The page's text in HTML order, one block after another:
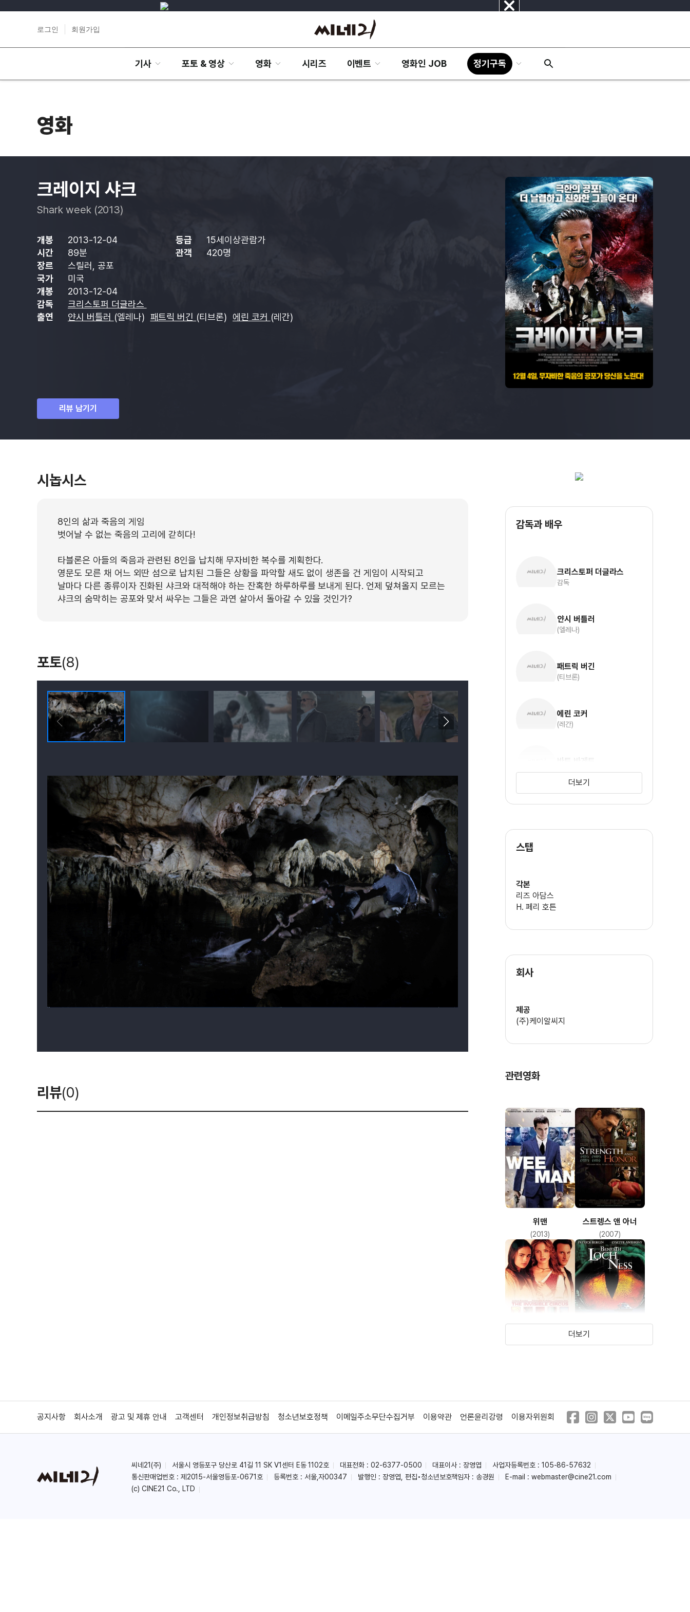
닫
로그인 회원가입
기사 포토 & 영상 영화 시리즈 이벤트 영화인 JOB 정기구독
영화
크레이지 샤크
Shark week (2013)
개봉 2013-12-04 등급
15세이상관람가
시간
89분 관객
420명
장르
스릴러, 공포
국가
미국
개봉
2013-12-04
감독
크리스토퍼 더글라스
출연
얀시 버틀러 (엘레나) 패트릭 버긴 (티브론) 에린 코커 (레간)
리뷰 남기기
시놉시스
8인의 삶과 죽음의 게임
벗어날 수 없는 죽음의 고리에 갇히다!
타블론은 아들의 죽음과 관련된 8인을 납치해 무자비한 복수를 계획한다.
영문도 모른 채 어느 외딴 섬으로 납치된 그들은 상황을 파악할 새도 없이 생존을 건 게임이 시작되고
날마다 다른 종류이자 진화된 샤크와 대적해야 하는 잔혹한 하루하루를 보내게 된다. 언제 덮쳐올지 모르는
샤크의 숨막히는 공포와 맞서 싸우는 그들은 과연 살아서 돌아갈 수 있을 것인가?
포토(8)
리뷰(0)
감독과 배우
크리스토퍼 더글라스
감독
얀시 버틀러
(엘레나)
패트릭 버긴
(티브론)
에린 코커
(레간)
바트 바게트
(홀트)
더보기
스탭
각본
리즈 아담스
H. 페리 호튼
회사
제공
(주)케이알씨지
관련영화
위맨
(2013)
스트렝스 앤 아너
(2007)
더보기
공지사항 회사소개 광고 및 제휴 안내 고객센터 개인정보취급방침 청소년보호정책 이메일주소무단수집거부 이용약관 언론윤리강령 이용자위원회
씨네21(주) 서울시 영등포구 당산로 41길 11 SK V1센터 E동 1102호 대표전화 : 02-6377-0500 대표이사 : 장영엽
사업자등록번호 : 105-86-57632
통신판매업번호 : 제2015-서울영등포-0671호
등록번호 : 서울,자00347 발행인 : 장영엽, 편집•청소년보호책임자 : 송경원 E-mail : webmaster@cine21.com
(c) CINE21 Co., LTD